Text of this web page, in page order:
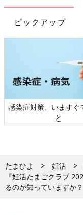
ピックアップ
日本外来小児科学会リ
ト検討会
たまひよ 妊活
『妊活たまごクラブ
るのか知っていますか